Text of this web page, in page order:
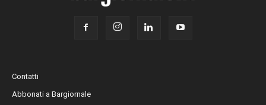
Contatti
Abbonati a Bargiornale